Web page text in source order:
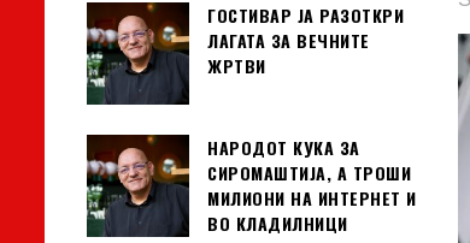
ГОСТИВАР ЈА РАЗОТКРИ
ЛАГАТА ЗА ВЕЧНИТЕ
ЖРТВИ
НАРОДОТ КУКА ЗА
СИРОМАШТИЈА, А ТРОШИ
МИЛИОНИ НА ИНТЕРНЕТ И
ВО КЛАДИЛНИЦИ